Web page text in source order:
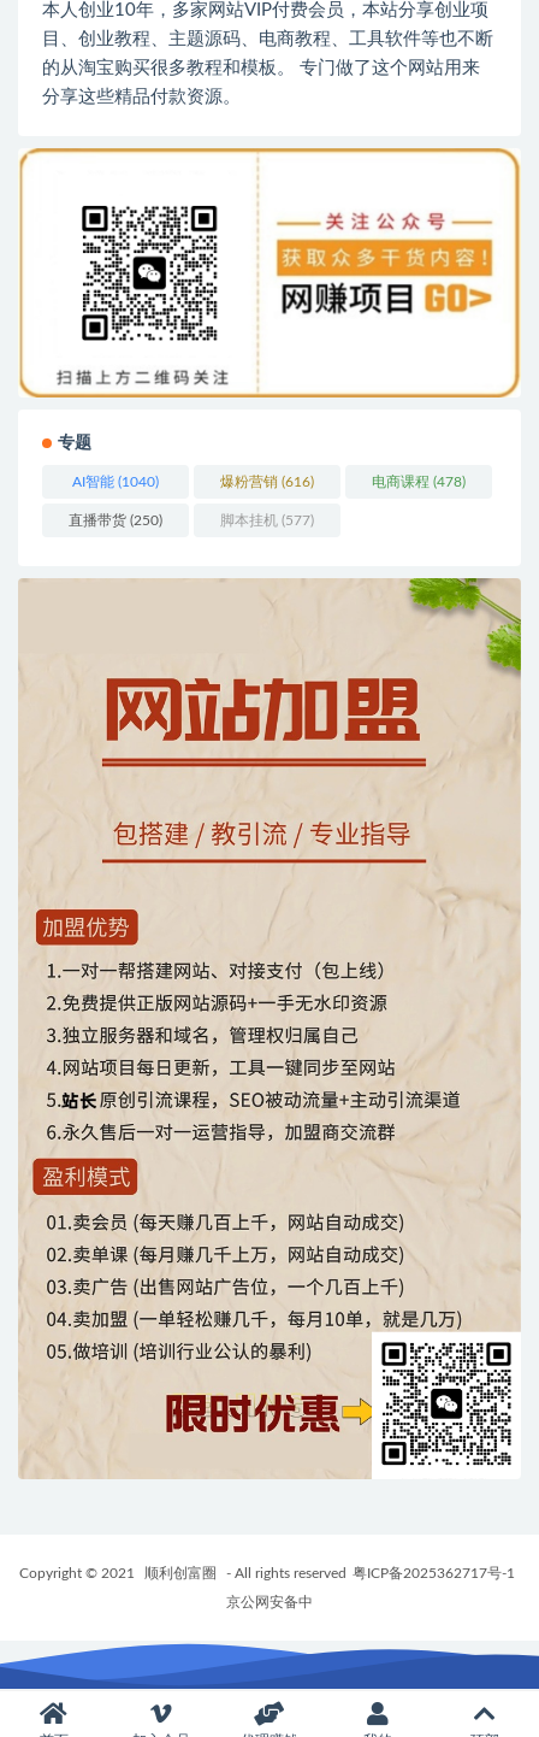
本人创业10年，多家网站VIP付费会员，本站分享创业项
目、创业教程、主题源码、电商教程、工具软件等也不断
的从淘宝购买很多教程和模板。 专门做了这个网站用来
分享这些精品付款资源。
专题
AI智能 (1040) 爆粉营销 (616) 电商课程 (478)
直播带货 (250) 脚本挂机 (577)
Copyright © 2021 顺利创富圈 - All rights reserved 粤ICP备2025362717号-1
京公网安备中